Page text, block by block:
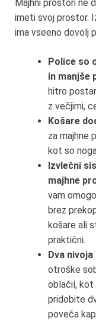
Majhni prostori ne
imeti svoj prostor.
ima vseeno dovolj
Police so
in manjše
hitro
z večjimi,
Košare
za majhne
kot so
Izvlečni
majhne
vam
brez
košare ali
praktični.
Dva
otroške
oblačil, kot
pridobite
poveča